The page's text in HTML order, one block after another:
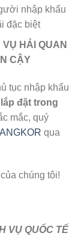
nhập khẩu
đặc biệt
HẢI QUAN
CẬY
tục nhập khẩu
đặt trong
mắc, quý
ANGKOR qua
chúng tôi!
VỤ QUỐC TẾ